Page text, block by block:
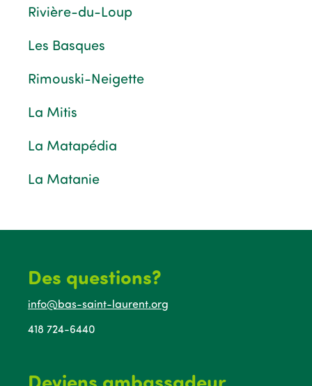
Rivière-du-Loup
Les Basques
Rimouski-Neigette
La Mitis
La Matapédia
La Matanie
Des questions?
info@bas-saint-laurent.org
418 724-6440